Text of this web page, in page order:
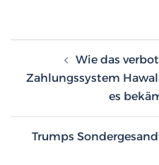
Wie das
Zahlungssystem
es
Trumps